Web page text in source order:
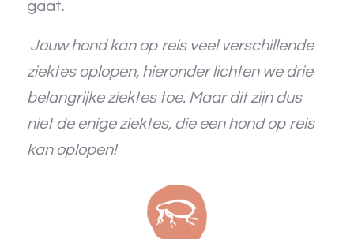
gaat.
Jouw hond kan op reis veel verschillende
ziektes oplopen, hieronder lichten we drie
belangrijke ziektes toe. Maar dit zijn dus
niet de enige ziektes, die een hond op reis
kan oplopen!